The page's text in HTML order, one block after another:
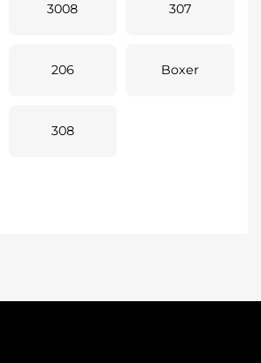
3008 307
206 Boxer
308